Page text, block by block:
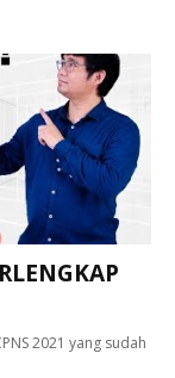
2021 yang sudah